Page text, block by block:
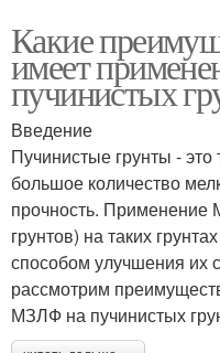
Какие
имеет
пучинистых
Введение
Пучинистые грунты -
большое количество
прочность. Применение
грунтов) на таких
способом улучшения их
рассмотрим
МЗЛФ на пучинистых